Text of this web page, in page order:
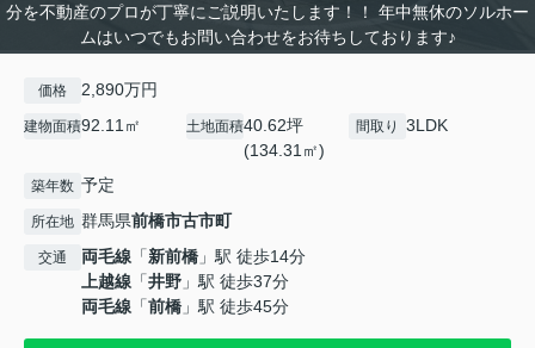
分を不動産のプロが丁寧にご説明いたします！！ 年中無休のソルホー
ムはいつでもお問い合わせをお待ちしております♪
価格 2,890万円
建物面積92.11㎡ 土地面積40.62坪
(134.31㎡)
間取り 3LDK
築年数 予定
所在地 群馬県前橋市古市町
交通 両毛線 「新前橋 」駅 徒歩14分
上越線 「井野 」駅 徒歩37分
両毛線 「前橋 」駅 徒歩45分